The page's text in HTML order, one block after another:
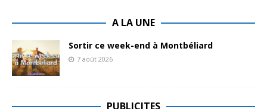
A LA UNE
Sortir ce week-end à Montbéliard
7 août 2026
PUBLICITES